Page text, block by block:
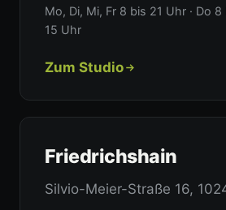
Mo, Di, Mi, Fr 8 bis 21 Uhr · Do 8
15 Uhr
Zum Studio
Friedrichshain
Silvio-Meier-Straße 16,